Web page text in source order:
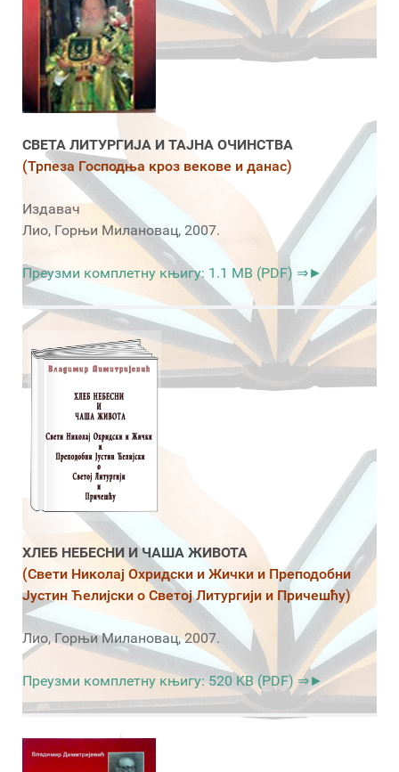
СВЕТА ЛИТУРГИЈА И ТАЈНА ОЧИНСТВА
(Трпеза Господња кроз векове и данас)
Издавач
Лио, Горњи Милановац, 2007.
Преузми комплетну књигу: 1.1 MB (PDF) ⇒►
ХЛЕБ НЕБЕСНИ И ЧАША ЖИВОТА
(Свети Николај Охридски и Жички и Преподобни
Јустин Ћелијски о Светој Литургији и Причешћу)
Лио, Горњи Милановац, 2007.
Преузми комплетну књигу: 520 KB (PDF) ⇒►